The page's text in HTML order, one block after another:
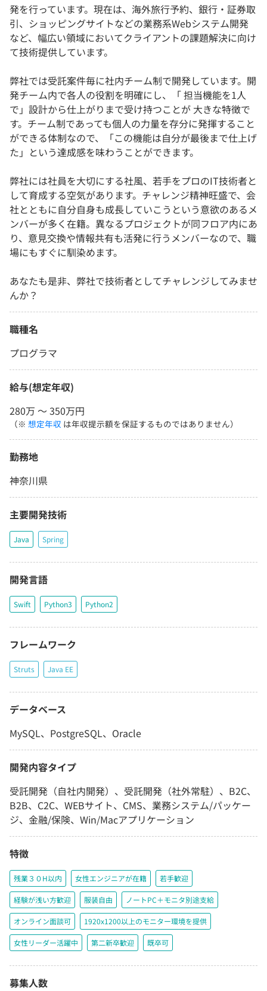
発を行っています。現在は、海外旅行予約、銀行・証券取
引、ショッピングサイトなどの業務系Webシステム開発
など、幅広い領域においてクライアントの課題解決に向け
て技術提供しています。
弊社では受託案件毎に社内チーム制で開発しています。開
発チーム内で各人の役割を明確にし、「 担当機能を1人
で」設計から仕上がりまで受け持つことが 大きな特徴で
す。チーム制であっても個人の力量を存分に発揮すること
ができる体制なので、「この機能は自分が最後まで仕上げ
た」という達成感を味わうことができます。
弊社には社員を大切にする社風、若手をプロのIT技術者と
して育成する空気があります。チャレンジ精神旺盛で、会
社とともに自分自身も成⻑していこうという意欲のあるメ
ンバーが多く在籍。異なるプロジェクトが同フロア内にあ
り、意見交換や情報共有も活発に行うメンバーなので、職
場にもすぐに馴染めます。
あなたも是非、弊社で技術者としてチャレンジしてみませ
んか？
職種名
プログラマ
給与(想定年収)
280万 〜 350万円
（※ 想定年収 は年収提示額を保証するものではありません）
勤務地
神奈川県
主要開発技術
Java Spring
開発言語
Swift Python3 Python2
フレームワーク
Struts Java EE
データベース
MySQL、PostgreSQL、Oracle
開発内容タイプ
受託開発（自社内開発）、受託開発（社外常駐）、B2C、
B2B、C2C、WEBサイト、CMS、業務システム/パッケー
ジ、金融/保険、Win/Macアプリケーション
特徴
残業３０H以内 女性エンジニアが在籍 若手歓迎
経験が浅い方歓迎 服装自由 ノートPC＋モニタ別途支給
オンライン面談可 1920x1200以上のモニター環境を提供
女性リーダー活躍中 第二新卒歓迎 既卒可
募集人数